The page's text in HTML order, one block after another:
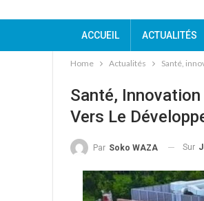
ACCUEIL ACTUALITÉS
Home Actualités Santé,
Santé, Innovation
Vers Le
Par Soko WAZA Sur